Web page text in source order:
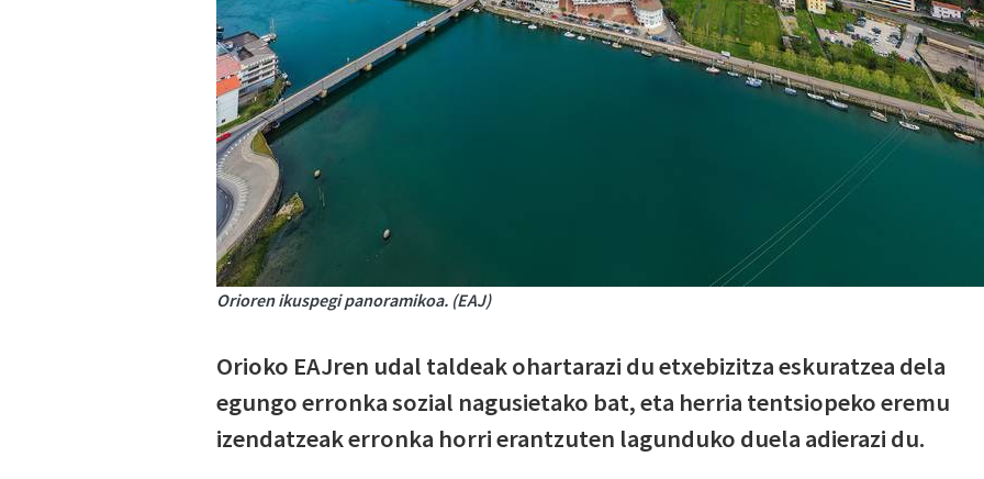
Orioren ikuspegi panoramikoa. (EAJ)
Orioko EAJren udal taldeak ohartarazi du etxebizitza eskuratzea dela
egungo erronka sozial nagusietako bat, eta herria tentsiopeko eremu
izendatzeak erronka horri erantzuten lagunduko duela adierazi du.